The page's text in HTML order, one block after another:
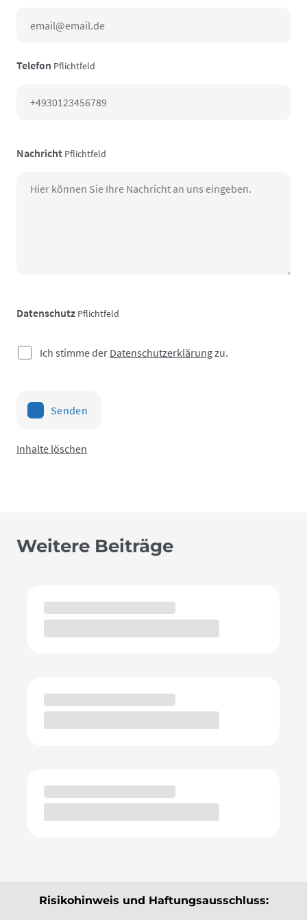
Telefon Pflichtfeld
Nachricht Pflichtfeld
Datenschutz Pflichtfeld
Ich stimme der Datenschutzerklärungzu.
Senden
Inhalte löschen
Weitere Beiträge
Risikohinweis und Haftungsausschluss: